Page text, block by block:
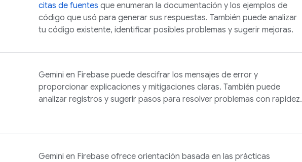
citas de fuentes que enumeran la documentación y los ejemplos de
código que usó para generar sus respuestas. También puede analizar
tu código existente, identificar posibles problemas y sugerir mejoras.
Gemini en Firebase puede descifrar los mensajes de error y
proporcionar explicaciones y mitigaciones claras. También puede
analizar registros y sugerir pasos para resolver problemas con rapidez.
Gemini en Firebase ofrece orientación basada en las prácticas